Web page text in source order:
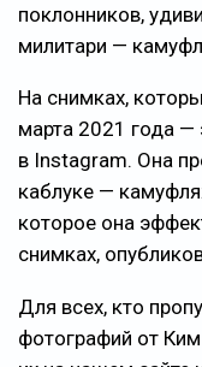
поклонников,
милитари —
На снимках,
марта 2021 года —
в Instagram. Она
каблуке —
которое она
снимках,
Для всех, кто
фотографий от